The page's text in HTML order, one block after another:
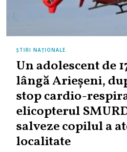
ȘTIRI NAȚIONALE
Un adolescent de
lângă Arieșeni,
stop cardio-
elicopterul
salveze copilul a
localitate